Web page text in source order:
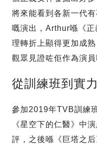
將來能看到各新一代
嘅演出，Arthur喺《
理轉折上顯得更加成
觀眾見證咗佢作為演員
從訓練班到實
參加2019年TVB訓練
《星空下的仁醫》中
評，之後喺《巨塔之